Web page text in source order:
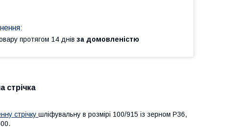
протягом 14 днів за домовленістю
стрічка
стрічку шліфувальну в розмірі 100/915 із зерном Р36,